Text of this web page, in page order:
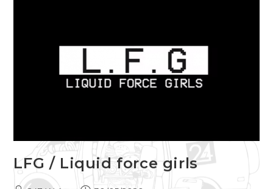
LFG / Liquid force girls